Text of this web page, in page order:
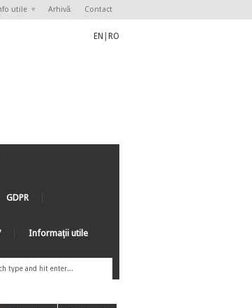
utile Arhivă Contact
EN RO
GDPR
Informaţii utile